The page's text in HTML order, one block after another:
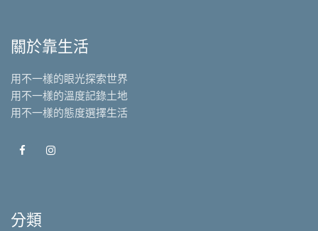
關於靠生活
用不一樣的眼光探索世界
用不一樣的溫度記錄土地
用不一樣的態度選擇生活
分類